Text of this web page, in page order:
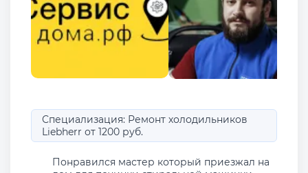
Специализация: Ремонт холодильников
Liebherr от 1200 руб.
Понравился мастер который приезжал на